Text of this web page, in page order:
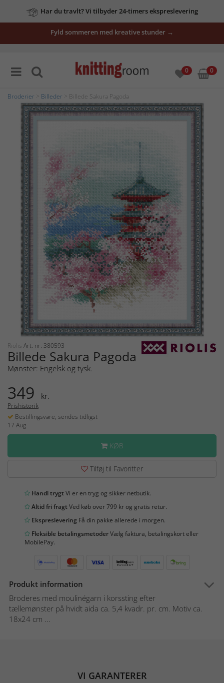
Har du travlt? Vi tilbyder 24-timers ekspreslevering
Fyld sommeren med kreative stunder →
0 0
Broderier Billeder > Billede Sakura Pagoda
Riolis Art. nr: 380593
Billede Sakura Pagoda
Mønster: Engelsk og tysk.
349 kr.
Prishistorik
Bestillingsvare, sendes tidligst
17 Aug
KØB
Tilføj til Favoritter
Handl trygtVi er en tryg og sikker netbutik.
Altid fri fragtVed køb over 799 kr og gratis retur.
Ekspreslevering Få din pakke allerede i morgen.
Fleksible betalingsmetoderVælg faktura, betalingskort eller
MobilePay.
Produkt information
Broderes med moulinégarn i korssting efter
tællemønster på hvidt aida ca. 5,4 kvadr. pr. cm. Motiv ca.
18x24 cm ...
VI GARANTERER